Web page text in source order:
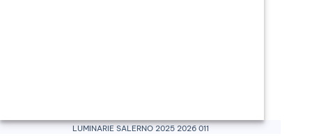
Luminarie Salerno 2025 2026 011